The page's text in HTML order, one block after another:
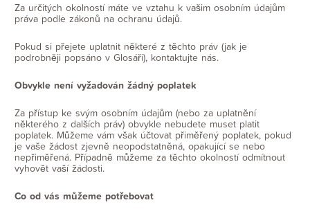
Za určitých okolností máte ve vztahu k vašim osobním údajům
práva podle zákonů na ochranu údajů.
Pokud si přejete uplatnit některé z těchto práv (jak je
podrobněji popsáno v Glosáři), kontaktujte nás.
Obvykle není vyžadován žádný poplatek
Za přístup ke svým osobním údajům (nebo za uplatnění
některého z dalších práv) obvykle nebudete muset platit
poplatek. Můžeme vám však účtovat přiměřený poplatek, pokud
je vaše žádost zjevně neopodstatněná, opakující se nebo
nepřiměřená. Případně můžeme za těchto okolností odmítnout
vyhovět vaší žádosti.
Co od vás můžeme potřebovat